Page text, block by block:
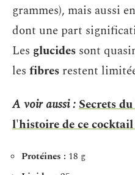
grammes), mais aussi en
dont une part
Les glucides sont
les fibres restent
A voir aussi :Secrets
l'histoire de ce
Protéines : 18 g